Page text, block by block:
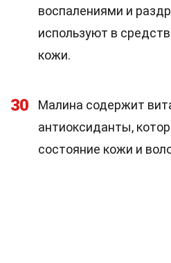
воспалениями и
используют в
кожи.
30
Малина содержит
антиоксиданты,
состояние кожи и